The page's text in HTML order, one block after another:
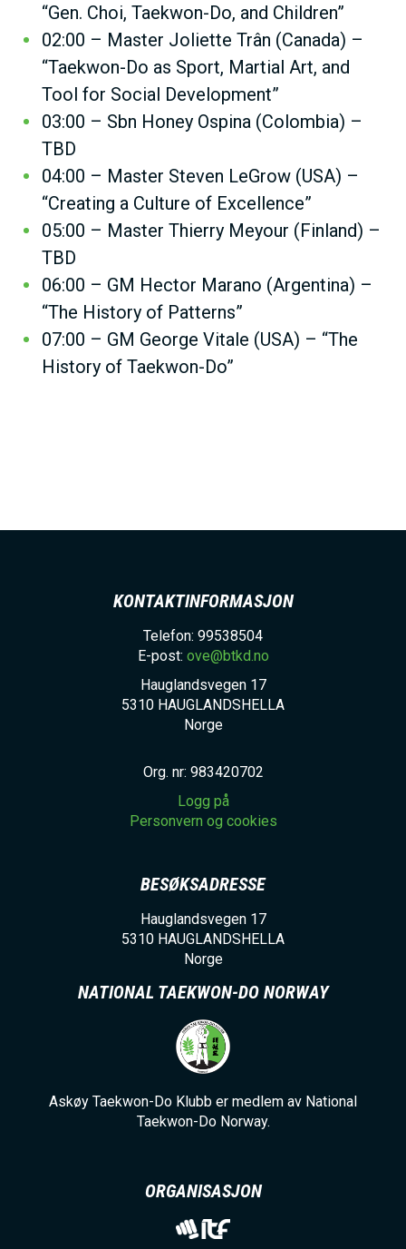
“Gen. Choi, Taekwon-Do, and Children”
02:00 – Master Joliette Trân (Canada) –
“Taekwon-Do as Sport, Martial Art, and
Tool for Social Development”
03:00 – Sbn Honey Ospina (Colombia) –
TBD
04:00 – Master Steven LeGrow (USA) –
“Creating a Culture of Excellence”
05:00 – Master Thierry Meyour (Finland) –
TBD
06:00 – GM Hector Marano (Argentina) –
“The History of Patterns”
07:00 – GM George Vitale (USA) – “The
History of Taekwon-Do”
KONTAKTINFORMASJON
Telefon: 99538504
E-post: ove@btkd.no
Hauglandsvegen 17
5310 HAUGLANDSHELLA
Norge
Org. nr: 983420702
Logg på
Personvern og cookies
BESØKSADRESSE
Hauglandsvegen 17
5310 HAUGLANDSHELLA
Norge
NATIONAL TAEKWON-DO NORWAY
Askøy Taekwon-Do Klubb er medlem av National
Taekwon-Do Norway.
ORGANISASJON